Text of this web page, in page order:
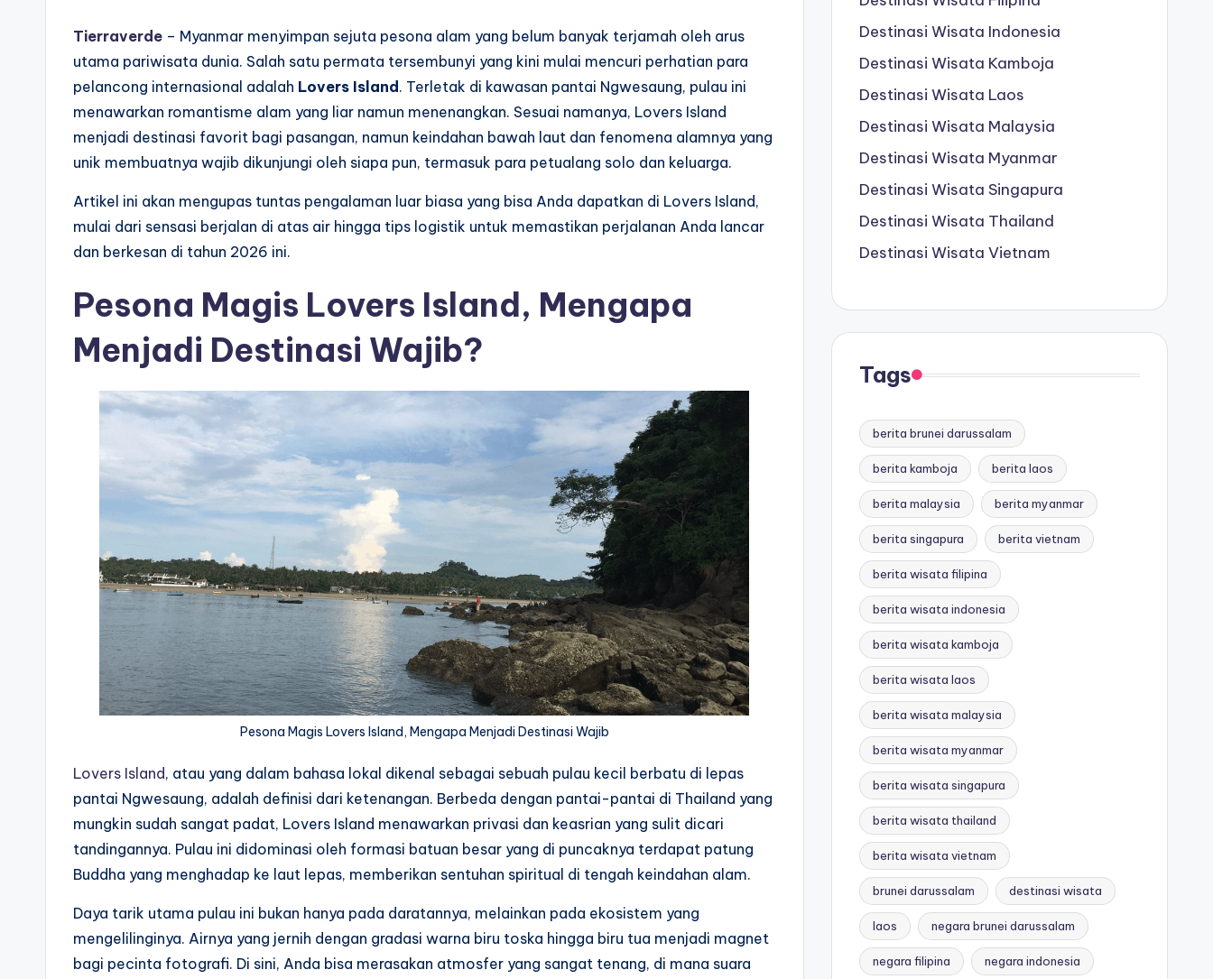
Tierraverde – Myanmar menyimpan sejuta pesona alam yang belum banyak terjamah oleh arus
utama pariwisata dunia. Salah satu permata tersembunyi yang kini mulai mencuri perhatian para
pelancong internasional adalah Lovers Island . Terletak di kawasan pantai Ngwesaung, pulau ini
menawarkan romantisme alam yang liar namun menenangkan. Sesuai namanya, Lovers Island
menjadi destinasi favorit bagi pasangan, namun keindahan bawah laut dan fenomena alamnya yang
unik membuatnya wajib dikunjungi oleh siapa pun, termasuk para petualang solo dan keluarga.
Artikel ini akan mengupas tuntas pengalaman luar biasa yang bisa Anda dapatkan di Lovers Island,
mulai dari sensasi berjalan di atas air hingga tips logistik untuk memastikan perjalanan Anda lancar
dan berkesan di tahun 2026 ini.
Pesona Magis Lovers Island, Mengapa
Menjadi Destinasi Wajib?
Pesona Magis Lovers Island, Mengapa Menjadi Destinasi Wajib
Lovers Island, atau yang dalam bahasa lokal dikenal sebagai sebuah pulau kecil berbatu di lepas
pantai Ngwesaung, adalah definisi dari ketenangan. Berbeda dengan pantai-pantai di Thailand yang
mungkin sudah sangat padat, Lovers Island menawarkan privasi dan keasrian yang sulit dicari
tandingannya. Pulau ini didominasi oleh formasi batuan besar yang di puncaknya terdapat patung
Buddha yang menghadap ke laut lepas, memberikan sentuhan spiritual di tengah keindahan alam.
Daya tarik utama pulau ini bukan hanya pada daratannya, melainkan pada ekosistem yang
mengelilinginya. Airnya yang jernih dengan gradasi warna biru toska hingga biru tua menjadi magnet
bagi pecinta fotografi. Di sini, Anda bisa merasakan atmosfer yang sangat tenang, di mana suara
Destinasi Wisata Indonesia
Destinasi Wisata Kamboja
Destinasi Wisata Laos
Destinasi Wisata Malaysia
Destinasi Wisata Myanmar
Destinasi Wisata Singapura
Destinasi Wisata Thailand
Destinasi Wisata Vietnam
Tags
berita brunei darussalam
berita kamboja berita laos
berita malaysia berita myanmar
berita singapura berita vietnam
berita wisata filipina
berita wisata indonesia
berita wisata kamboja
berita wisata laos
berita wisata malaysia
berita wisata myanmar
berita wisata singapura
berita wisata thailand
berita wisata vietnam
brunei darussalam destinasi wisata
laos negara brunei darussalam
negara filipina negara indonesia